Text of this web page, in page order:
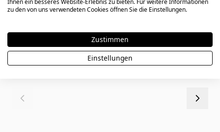
Armband Silber Herz mit Gravur - 0694
zu den von uns verwendeten Cookies öffnen Sie die Einstellungen.
Zustimmen
Einstellungen